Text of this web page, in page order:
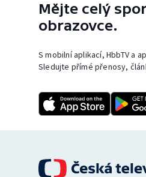
Mějte celý
obrazovce.
S mobilní aplikací, HbbTV a
Sledujte přímé přenosy,